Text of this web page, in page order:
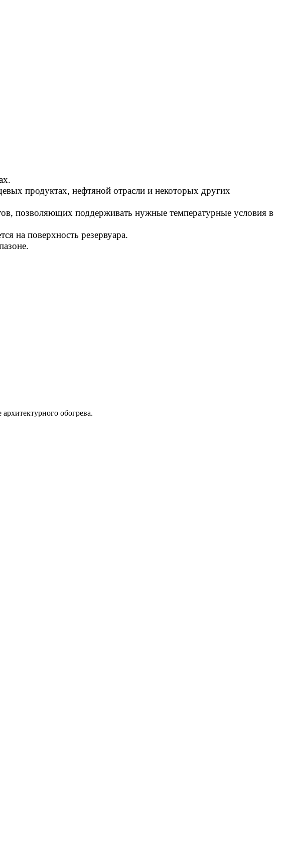
продуктах, нефтяной отрасли и некоторых других
позволяющих поддерживать нужные температурные условия в
на поверхность резервуара.
обогрева.